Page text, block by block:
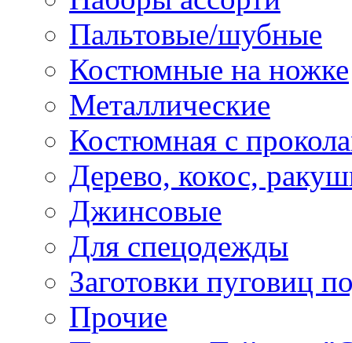
Пальтовые/шубные
Костюмные на ножке
Металлические
Костюмная с
Дерево, кокос,
Джинсовые
Для спецодежды
Заготовки пуговиц
Прочие